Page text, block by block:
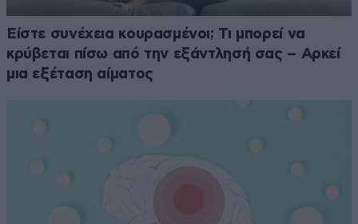
Είστε συνέχεια κουρασμένοι; Τι μπορεί να
κρύβεται πίσω από την εξάντλησή σας – Αρκεί
μια εξέταση αίματος